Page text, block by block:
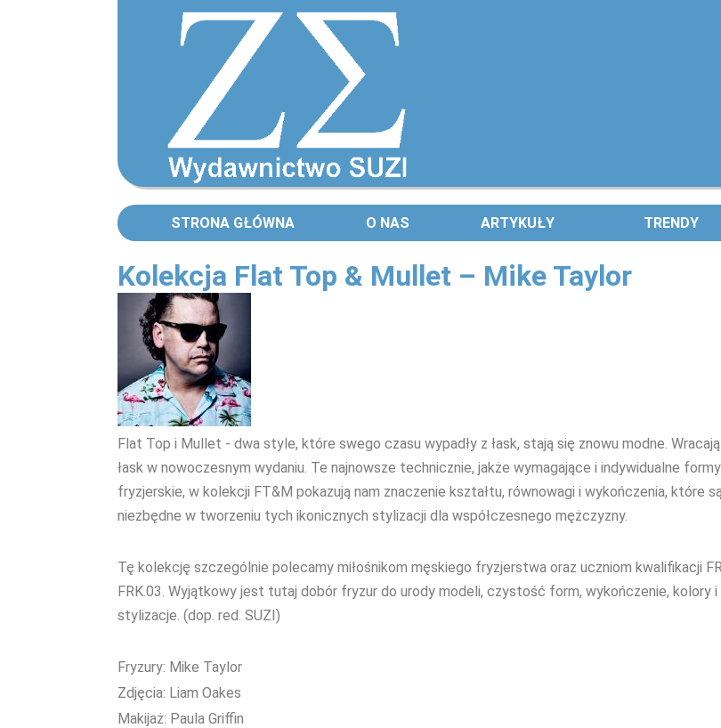
STRONA GŁÓWNA O NAS ARTYKUŁY TRENDY
Kolekcja Flat Top & Mullet – Mike Taylor
Flat Top i Mullet - dwa style, które swego czasu wypadły z łask, stają się znowu modne.
łask w nowoczesnym wydaniu. Te najnowsze technicznie, jakże wymagające i indywidualne formy
fryzjerskie, w kolekcji FT&M pokazują nam znaczenie kształtu, równowagi i wykończenia, które
niezbędne w tworzeniu tych ikonicznych stylizacji dla współczesnego mężczyzny.
Tę kolekcję szczególnie polecamy miłośnikom męskiego fryzjerstwa oraz uczniom kwalifikacji
FRK.03. Wyjątkowy jest tutaj dobór fryzur do urody modeli, czystość form, wykończenie, kolory i
stylizacje. (dop. red. SUZI)
Fryzury: Mike Taylor
Zdjęcia: Liam Oakes
Makijaż: Paula Griffin